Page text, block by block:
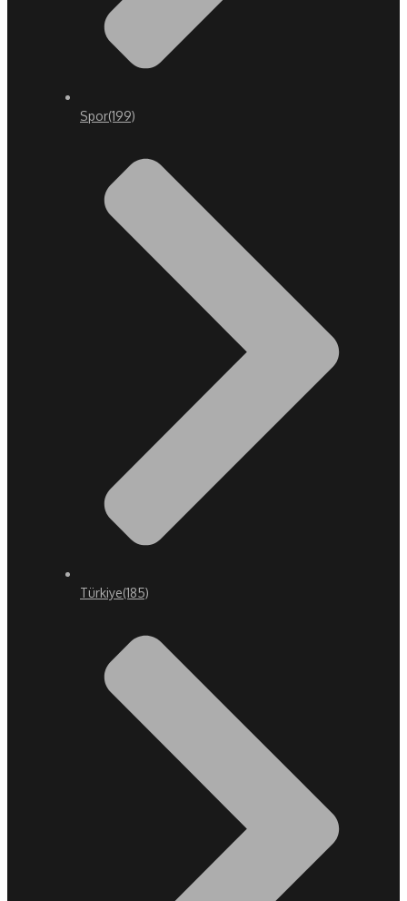
Spor(199)
Türkiye(185)